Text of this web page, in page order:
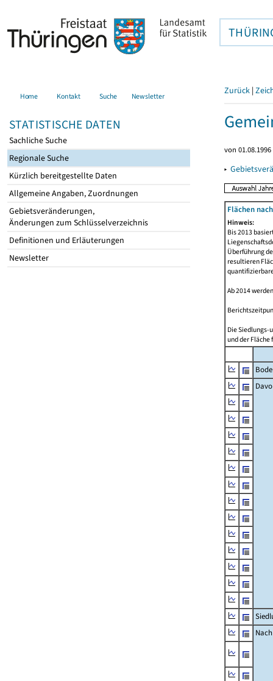
Home Kontakt Suche Newsletter
STATISTISCHE DATEN
Sachliche Suche
Regionale Suche
Kürzlich bereitgestellte Daten
Allgemeine Angaben, Zuordnungen
Gebietsveränderungen,
Änderungen zum Schlüsselverzeichnis
Definitionen und Erläuterungen
Newsletter
Zurück |
von
▸
Flächen
Hinweis:
Bis 2013
Überführung
resultieren
Ab 2014
Die Siedlungs-
und der Fläche